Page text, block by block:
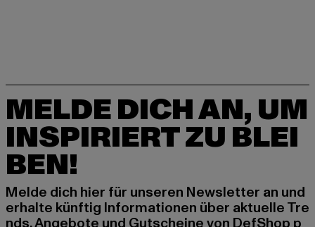
MELDE DICH AN, UM
INSPIRIERT ZU BLEI
BEN!
Melde dich hier für unseren Newsletter an und
erhalte künftig Informationen über aktuelle Tre